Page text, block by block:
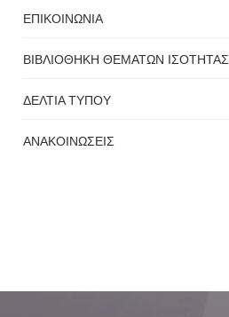
ΕΠΙΚΟΙΝΩΝΙΑ
ΒΙΒΛΙΟΘΗΚΗ ΘΕΜΑΤΩΝ ΙΣΟΤΗΤΑΣ
ΔΕΛΤΙΑ ΤΥΠΟΥ
ΑΝΑΚΟΙΝΩΣΕΙΣ